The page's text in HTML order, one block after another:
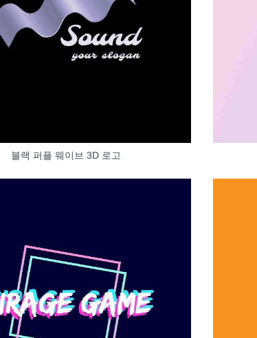
블랙 퍼플 웨이브 3D 로고